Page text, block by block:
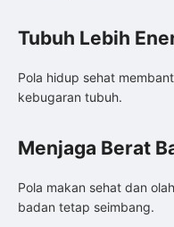
Tubuh Lebih
Pola hidup sehat
kebugaran tubuh.
Menjaga Berat
Pola makan sehat dan
badan tetap seimbang.